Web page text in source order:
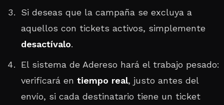
Si deseas que la campaña se excluya a
aquellos con tickets activos, simplemente
desactívalo.
El sistema de Adereso hará el trabajo pesado:
verificará entiempo real, justo antes del
envío, si cada destinatario tiene un ticket